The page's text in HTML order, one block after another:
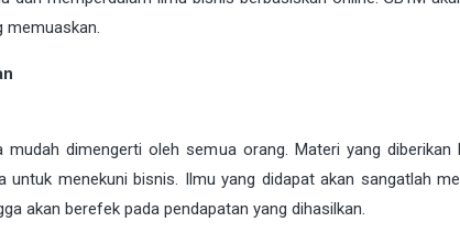
memuaskan.
dimengerti oleh semua orang. Materi yang diberikan
menekuni bisnis. Ilmu yang didapat akan sangatlah
akan berefek pada pendapatan yang dihasilkan.